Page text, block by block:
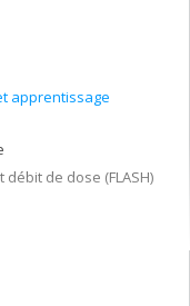
apprentissage
de dose (FLASH)